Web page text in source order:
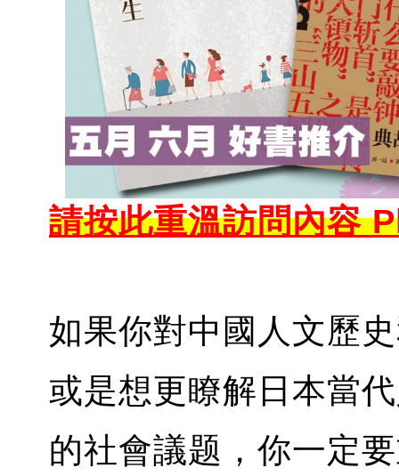
請按此重溫訪問內容
如果你對中國人文歷
或是想更瞭解日本當
的社會議题，你一定